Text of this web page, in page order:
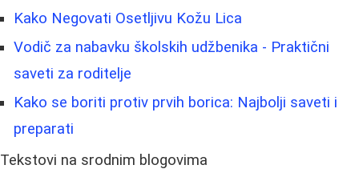
Kako Negovati Osetljivu Kožu Lica
Vodič za nabavku školskih udžbenika - Praktični
saveti za roditelje
Kako se boriti protiv prvih borica: Najbolji saveti i
preparati
Tekstovi na srodnim blogovima